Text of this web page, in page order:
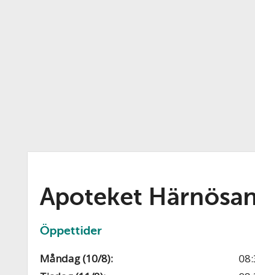
Apoteket
Öppettider
Måndag (10/8):